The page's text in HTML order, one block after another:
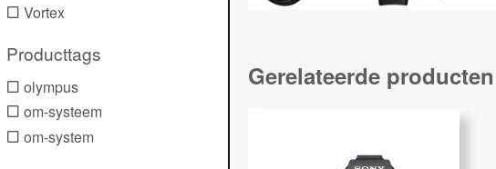
Vortex
Producttags
olympus
om-systeem
om-system
Gerelateerde producten